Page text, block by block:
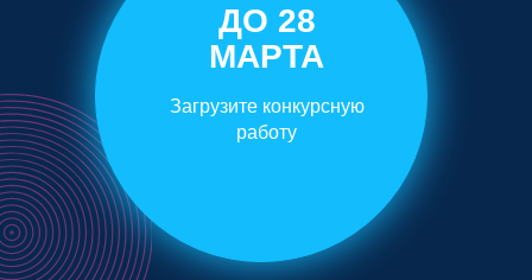
ДО 28
МАРТА
Загрузите конкурсную
работу